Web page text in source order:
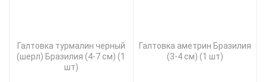
Галтовка турмалин черный
(шерл) Бразилия (4-7 см) (1
шт)
Галтовка аметрин Бразилия
(3-4 см) (1 шт)